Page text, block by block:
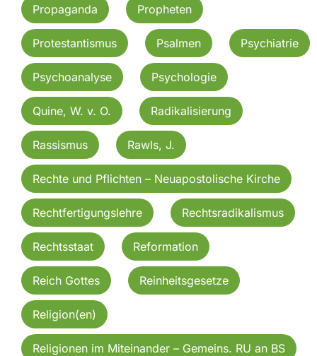
Propaganda Propheten
Protestantismus Psalmen Psychiatrie
Psychoanalyse Psychologie
Quine, W. v. O. Radikalisierung
Rassismus Rawls, J.
Rechte und Pflichten – Neuapostolische Kirche
Rechtfertigungslehre Rechtsradikalismus
Rechtsstaat Reformation
Reich Gottes Reinheitsgesetze
Religion(en)
Religionen im Miteinander – Gemeins. RU an BS